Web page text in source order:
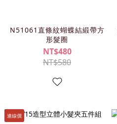
N51061直條紋蝴蝶結緞帶方
形髮圈
NT$480
NT$580
連線價